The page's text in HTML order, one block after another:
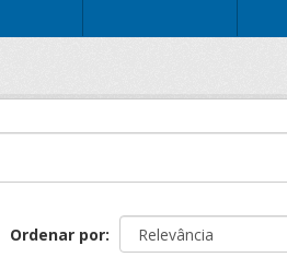
Ordenar por